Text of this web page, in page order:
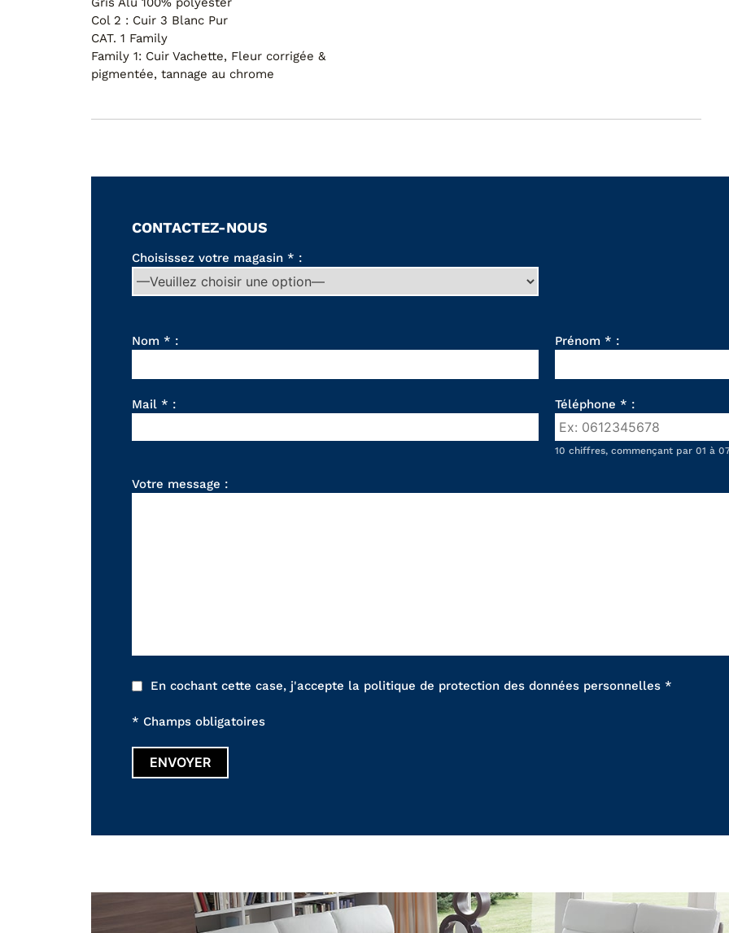
Col 2 : Cuir 3 Blanc Pur
CAT. 1 Family
Family 1: Cuir Vachette, Fleur corrigée &
pigmentée, tannage au chrome
CONTACTEZ-NOUS
Choisissez votre magasin * :
Nom * : Prénom * :
Mail * : Téléphone * :
10 chiffres, commençant par 01 à
Votre message :
En cochant cette case, j'accepte la politique de protection des données personnelles *
* Champs obligatoires